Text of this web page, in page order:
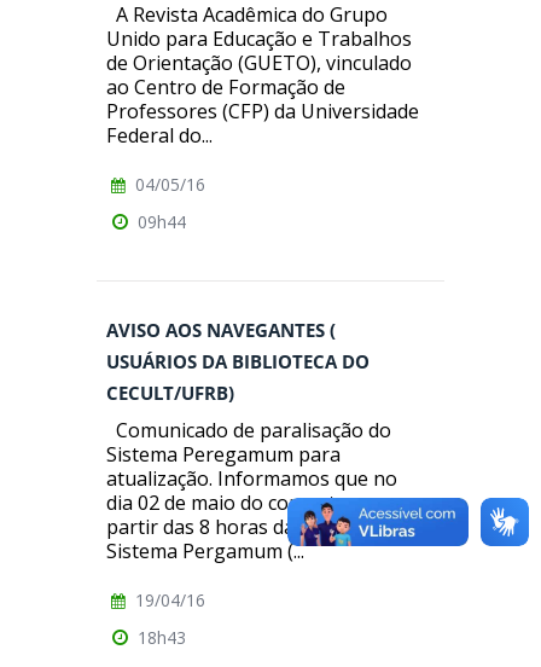
A Revista Acadêmica do Grupo
Unido para Educação e Trabalhos
de Orientação (GUETO), vinculado
ao Centro de Formação de
Professores (CFP) da Universidade
Federal do...
04/05/16
09h44
AVISO AOS NAVEGANTES (
USUÁRIOS DA BIBLIOTECA DO
CECULT/UFRB)
Comunicado de paralisação do
Sistema Peregamum para
atualização. Informamos que no
dia 02 de maio do corrente ano, a
partir das 8 horas da manhã o
Sistema Pergamum (...
19/04/16
18h43